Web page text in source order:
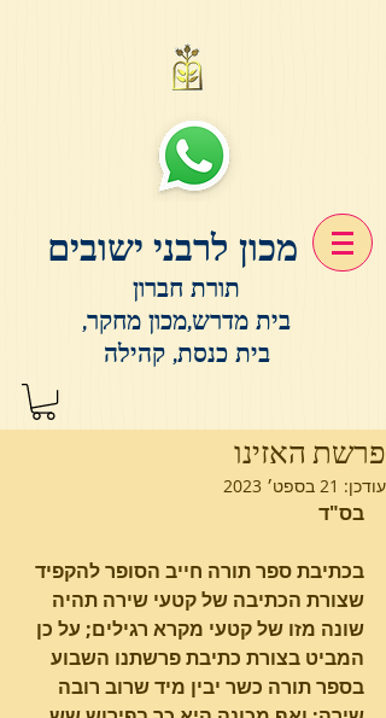
מכון לרבני ישובים
תורת חברון
בית מדרש,מכון מחקר,
בית כנסת, קהילה
פרשת האזינו
עודכן: 21 בספט׳ 2023
בס"ד
בכתיבת ספר תורה חייב הסופר להקפיד
שצורת הכתיבה של קטעי שירה תהיה
שונה מזו של קטעי מקרא רגילים; על כן
המביט בצורת כתיבת פרשתנו השבוע
בספר תורה כשר יבין מיד שרוב רובה